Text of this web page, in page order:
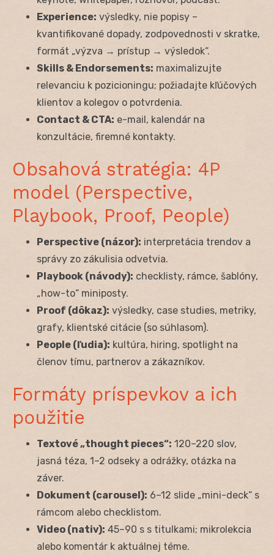
Experience: výsledky, nie popisy –
kvantifikované dopady, zodpovednosti v skratke,
formát „výzva → prístup → výsledok“.
Skills & Endorsements: maximalizujte
relevanciu k pozicioningu; požiadajte kľúčových
klientov a kolegov o potvrdenia.
Contact & CTA: e-mail, kalendár na
konzultácie, firemné kontakty.
Obsahová stratégia: 4P
model (Perspective,
Playbook, Proof, People)
Perspective (názor): interpretácia trendov a
správy zo zákulisia odvetvia.
Playbook (návody): checklisty, rámce, šablóny,
„how-to“ miniposty.
Proof (dôkaz): výsledky, case studies, metriky,
grafy, klientské citácie (so súhlasom).
People (ľudia): kultúra, hiring, spotlight na
členov tímu, partnerov a zákazníkov.
Formáty príspevkov a ich
použitie
Textové „thought pieces“: 120–220 slov,
jasná téza, 1–2 odseky a odrážky, otázka na
záver.
Dokument (carousel): 6–12 slide „mini-deck“ s
rámcom alebo checklistom.
Video (nativ): 45–90 s s titulkami; mikrolekcia
alebo komentár k aktuálnej téme.